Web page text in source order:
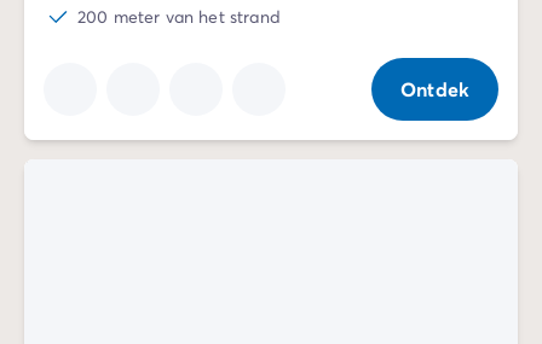
200 meter van het strand
Ontdek